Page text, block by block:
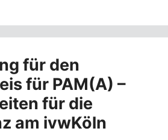
für den
für PAM(A) –
für die
am ivwKöln